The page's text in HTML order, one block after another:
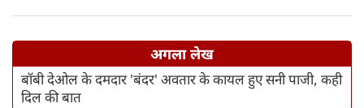
अगला लेख
बॉबी देओल के दमदार 'बंदर' अवतार के कायल हुए सनी पाजी, कही
दिल की बात